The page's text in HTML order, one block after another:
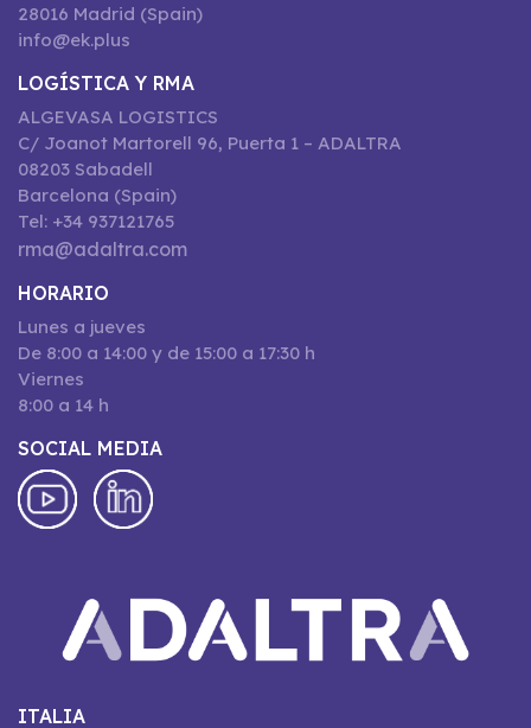
28016 Madrid (Spain)
info@ek.plus
LOGÍSTICA Y RMA
ALGEVASA LOGISTICS
C/ Joanot Martorell 96, Puerta 1 – ADALTRA
08203 Sabadell
Barcelona (Spain)
Tel: +34 937121765
rma@adaltra.com
HORARIO
Lunes a jueves
De 8:00 a 14:00 y de 15:00 a 17:30 h
Viernes
8:00 a 14 h
SOCIAL MEDIA
ITALIA